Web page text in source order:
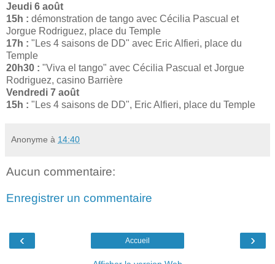
Jeudi 6 août
15h : démonstration de tango avec Cécilia Pascual et
Jorgue Rodriguez, place du Temple
17h : "Les 4 saisons de DD" avec Eric Alfieri, place du
Temple
20h30 : "Viva el tango" avec Cécilia Pascual et Jorgue
Rodriguez, casino Barrière
Vendredi 7 août
15h : "Les 4 saisons de DD", Eric Alfieri, place du Temple
Anonyme à 14:40
Aucun commentaire:
Enregistrer un commentaire
‹ ›
Accueil